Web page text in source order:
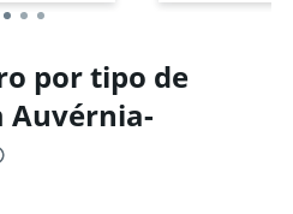
por tipo de
Auvérnia-